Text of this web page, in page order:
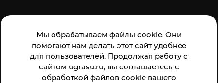
Мы обрабатываем файлы cookie. Они
помогают нам делать этот сайт удобнее
для пользователей. Продолжая работу с
сайтом ugrasu.ru, вы соглашаетесь с
обработкой файлов cookie вашего
организации: